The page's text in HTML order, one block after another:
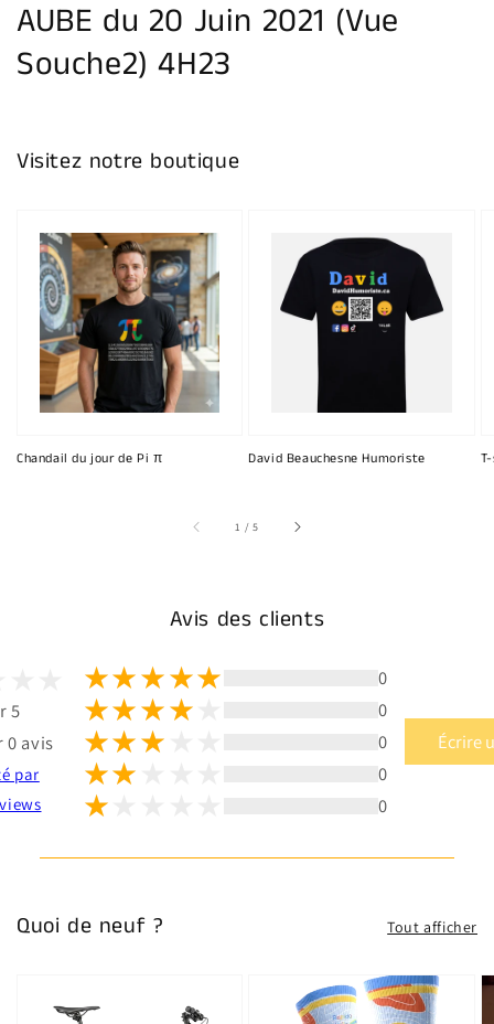
AUBE du 20 Juin 2021 (Vue
Souche2) 4H23
Visitez notre boutique
Chandail du jour de Pi π David Beauchesne Humoriste
1 /sur
5
Avis des clients
5
0 avis
par
0
0
0
0
0
Écrire
Quoi de neuf ? Tout afficher